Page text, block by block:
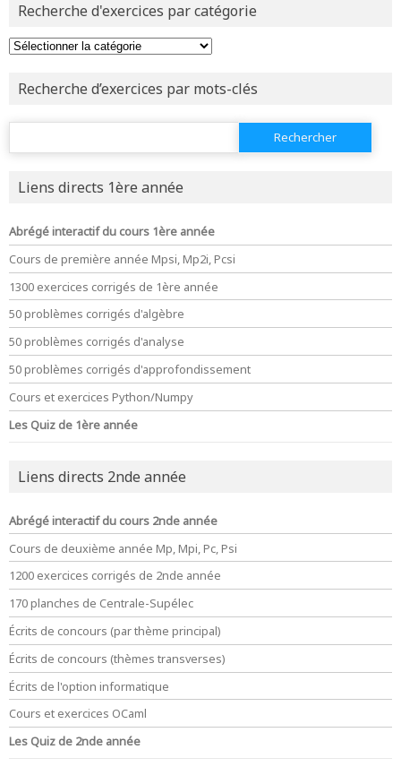
revenir àla page d'accueil
ou consulterle plan du site
Recherche d'exercices par catégorie
Recherche d’exercices par mots-clés
Rechercher :
Liens directs 1ère année
Abrégé interactif du cours 1ère année
Cours de première année Mpsi, Mp2i, Pcsi
1300 exercices corrigés de 1ère année
50 problèmes corrigés d'algèbre
50 problèmes corrigés d'analyse
50 problèmes corrigés d'approfondissement
Cours et exercices Python/Numpy
Les Quiz de 1ère année
Liens directs 2nde année
Abrégé interactif du cours 2nde année
Cours de deuxième année Mp, Mpi, Pc, Psi
1200 exercices corrigés de 2nde année
170 planches de Centrale-Supélec
Écrits de concours (par thème principal)
Écrits de concours (thèmes transverses)
Écrits de l'option informatique
Cours et exercices OCaml
Les Quiz de 2nde année